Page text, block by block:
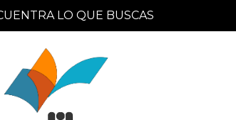
LO QUE BUSCAS